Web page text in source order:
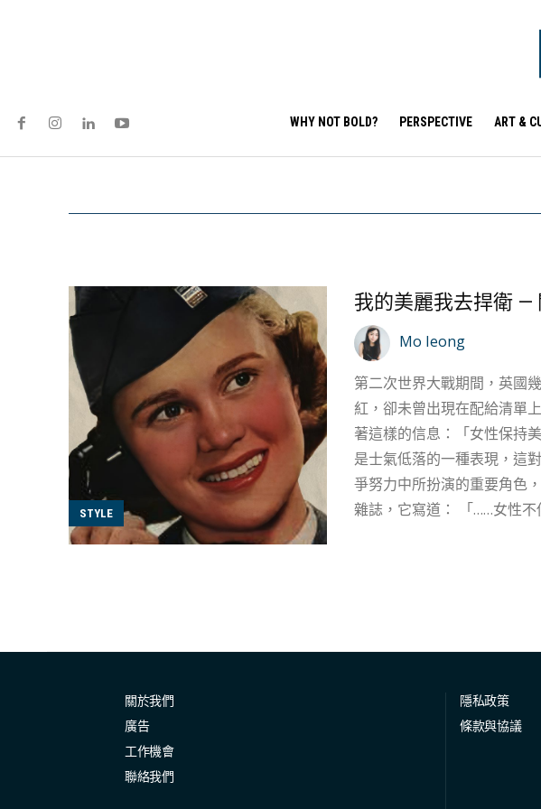
WHY NOT BOLD? PERSPECTIVE ART &
STYLE
我的美麗我去捍衛 —
Mo Ieong
第二次世界大戰期間，英國
紅，卻未曾出現在配給清單上，而且在
著這樣的信息：「女性保持
是士氣低落的一種表現，這
爭努力中所扮演的重要角色，表明國家有抵抗力，
雜誌，它寫道： 「……女性不僅為了國家士氣，也為了遠離家鄉戰鬥的男孩們，展現對敵人的抵抗而努力打扮。」 「盡
自由社會的象徵」，並對敵
正在以自己的方式反抗。
關於我們
廣告
工作機會
聯絡我們
隱私政策
條款與協議